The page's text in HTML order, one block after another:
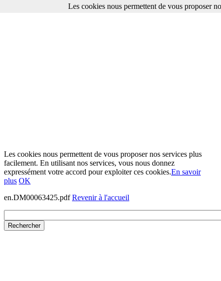
Les cookies nous permettent de vous proposer nos services plus
facilement. En utilisant nos services, vous nous donnez
expressément votre accord pour exploiter ces cookies.En savoir
plus OK
en.DM00063425.pdfRevenir à l'accueil
Les cookies nous permettent de vous proposer